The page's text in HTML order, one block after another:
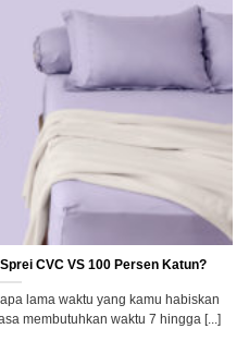
CVC VS 100 Persen Katun?
lama waktu yang kamu habiskan
membutuhkan waktu 7 hingga [...]